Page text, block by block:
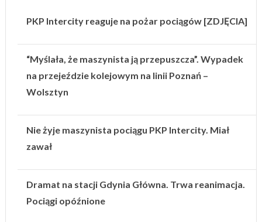
PKP Intercity reaguje na pożar pociągów [ZDJĘCIA]
“Myślała, że maszynista ją przepuszcza”. Wypadek
na przejeździe kolejowym na linii Poznań –
Wolsztyn
Nie żyje maszynista pociągu PKP Intercity. Miał
zawał
Dramat na stacji Gdynia Główna. Trwa reanimacja.
Pociągi opóźnione